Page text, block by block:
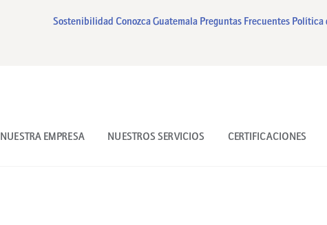
Sostenibilidad Conozca Guatemala Preguntas Frecuentes Política
NUESTRA EMPRESA NUESTROS SERVICIOS CERTIFICACIONES
INICIO